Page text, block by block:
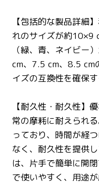
【包括的な製品詳細
れのサイズが約10×9
（緑、青、ネイビー
cm、7.5 cm、8.5 cm
イズの互換性を確保す
【耐久性・耐久性】
常の摩耗に耐えられ
っており、時間が経
なく、耐久性を提供
は、片手で簡単に開
で使いやすく、用途